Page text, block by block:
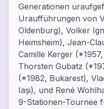
Generationen
Uraufführungen von
Oldenburg), Volker
Heimsheim), Jean-
Camille Kerger
Thorsten Gubatz
(*1982, Bukarest),
Iași), und René
9-Stationen-Tournee